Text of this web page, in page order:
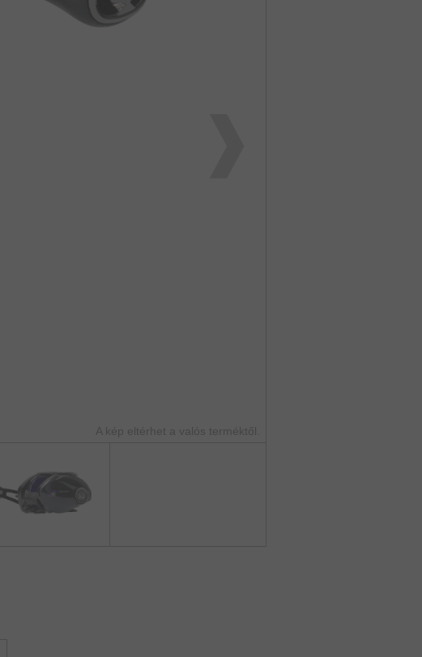
A kép eltérhet a valós terméktől.